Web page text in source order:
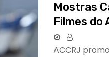
Mostras
Filmes do
ACCRJ